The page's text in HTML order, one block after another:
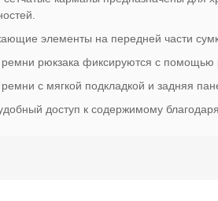
элементы на передней части
рюкзака фиксируются с помощью
с мягкой подкладкой и задняя
доступ к содержимому